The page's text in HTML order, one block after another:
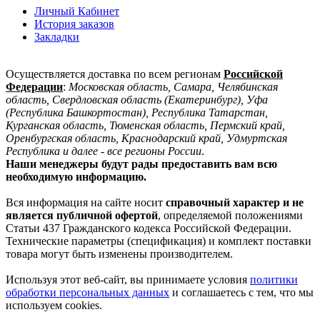
Личный Кабинет
История заказов
Закладки
Осуществляется доставка по всем регионам Российской
Федерации: Московская область, Самара, Челябинская
область, Свердловская область (Екатеринбург), Уфа
(Республика Башкортостан), Республика Татарстан,
Курганская область, Тюменская область, Пермский край,
Оренбургская область, Краснодарский край, Удмуртская
Республика и далее - все регионы России.
Наши менеджеры будут рады предоставить вам всю
необходимую информацию.
Вся информация на сайте носит справочный характер и не
является публичной офертой, определяемой положениями
Статьи 437 Гражданского кодекса Российской Федерации.
Технические параметры (спецификация) и комплект поставки
товара могут быть изменены производителем.
Используя этот веб-сайт, вы принимаете условия политики
обработки персональных данных и соглашаетесь с тем, что мы
используем cookies.